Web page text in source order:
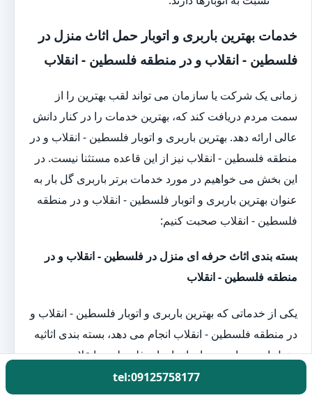
خدمات بهترین باربری و اتوبار حمل اثاث منزل در
فلسطین - انقلاب و در منطقه فلسطین - انقلاب
زمانی یک شرکت یا سازمان می تواند لقب بهترین را از
سمت مردم دریافت کند که، بهترین خدمات را در کنار دانش
عالی ارائه دهد. بهترین باربری و اتوبار فلسطین - انقلاب و در
منطقه فلسطین - انقلاب نیز از این قاعده مستثنا نیست. در
این بخش می خواهیم در مورد خدمات برتر باربری گل بار به
عنوان بهترین باربری و اتوبار فلسطین - انقلاب و در منطقه
فلسطین - انقلاب صحبت کنیم:
بسته بندی اثاث حرفه ای منزل در فلسطین - انقلاب و در
منطقه فلسطین - انقلاب
یکی از خدماتی که بهترین باربری و اتوبار فلسطین - انقلاب و
در منطقه فلسطین - انقلاب انجام می دهد، بسته بندی اثاثیه
منزل است. باربری ها و اتوبارهای فلسطین - انقلاب و در
منطقه فلسطین - انقلاب با در اختیار داشتن نیروی متخصص
در زمینه بسته بندی اثاثیه منزل در هنگام اسباب کشی به
tel:09125758177